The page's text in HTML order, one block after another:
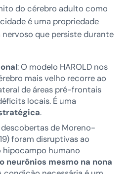
do cérebro adulto como
é uma propriedade
que persiste durante
: O modelo HAROLD nos
mais velho recorre ao
de áreas pré-frontais
locais. É uma
.
descobertas de Moreno-
foram disruptivas ao
hipocampo humano
neurônios mesmo na nona